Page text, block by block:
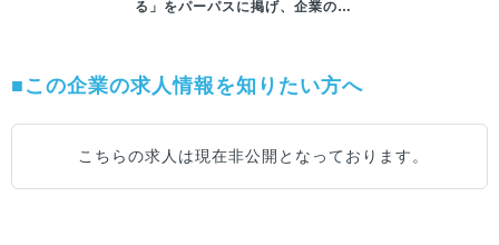
る」をパーパスに掲げ、企業の健
■この企業の求人情報を知りたい方へ
こちらの求人は現在非公開となっております。